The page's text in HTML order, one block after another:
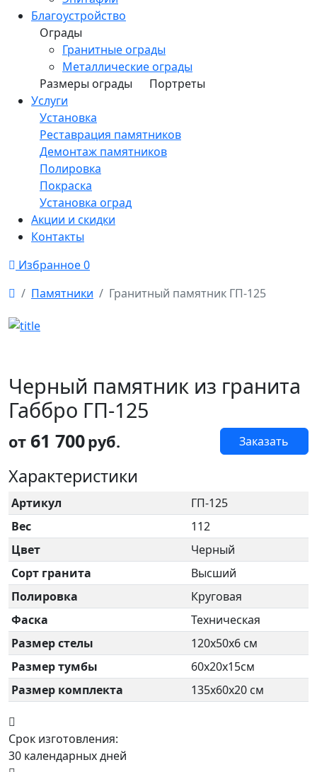
Благоустройство
Ограды
Гранитные ограды
Металлические ограды
Размеры ограды
Портреты
Услуги
Установка
Реставрация памятников
Демонтаж памятников
Полировка
Покраска
Установка оград
Акции и скидки
Контакты
Избранное0
Памятники
Гранитный памятник ГП-125
Черный памятник из гранита
Габбро ГП-125
от 61 700руб. Заказать
Характеристики
Артикул
ГП-125
Вес
112
Цвет
Черный
Сорт гранита
Высший
Полировка
Круговая
Фаска
Техническая
Размер стелы
120х50х6 см
Размер тумбы
60х20х15см
Размер комплекта
135х60х20 см
Срок изготовления:
30 календарных дней